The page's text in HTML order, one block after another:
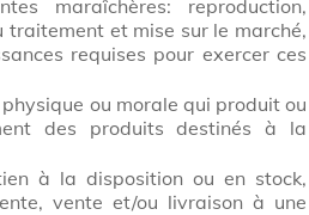
maraîchères: reproduction,
et mise sur le marché,
requises pour exercer ces
ou morale qui produit ou
des produits destinés à la
à la disposition ou en stock,
vente et/ou livraison à une